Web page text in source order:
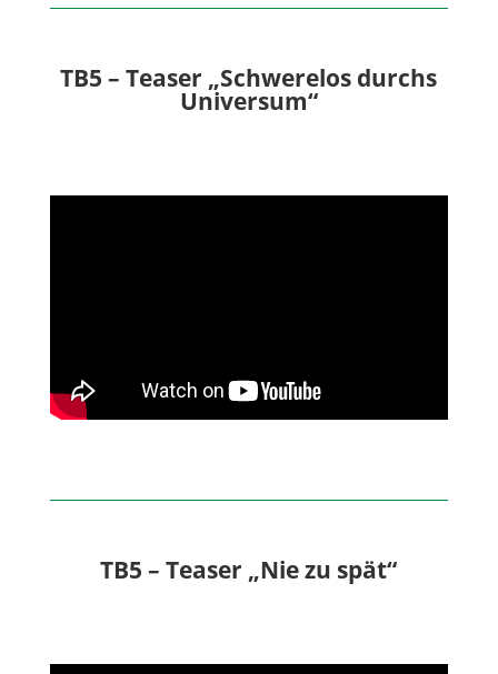
TB5 – Teaser „Schwerelos durchs
Universum“
TB5 – Teaser „Nie zu spät“